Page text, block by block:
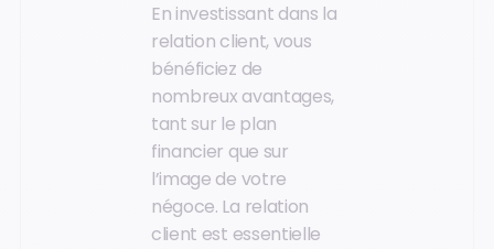
En investissant dans la
relation client, vous
bénéficiez de
nombreux avantages,
tant sur le plan
financier que sur
l’image de votre
négoce. La relation
client est essentielle